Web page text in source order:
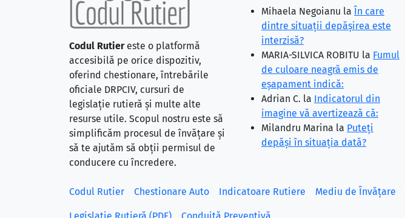
Codul Rutiereste o platformă
accesibilă pe orice dispozitiv,
oferind chestionare, întrebările
oficiale DRPCIV, cursuri de
legislație rutieră și multe alte
resurse utile. Scopul nostru este să
simplificăm procesul de învățare și
să te ajutăm să obții permisul de
conducere cu încredere.
Mihaela Negoianu la În care
dintre situaţii depăşirea este
interzisă?
MARIA-SILVICA ROBITU la Fumul
de culoare neagră emis de
eşapament indică:
Adrian C. la Indicatorul din
imagine vă avertizează că:
Milandru Marina la Puteţi
depăşi în situaţia dată?
Codul Rutier Chestionare Auto Indicatoare Rutiere Mediu de Învățare